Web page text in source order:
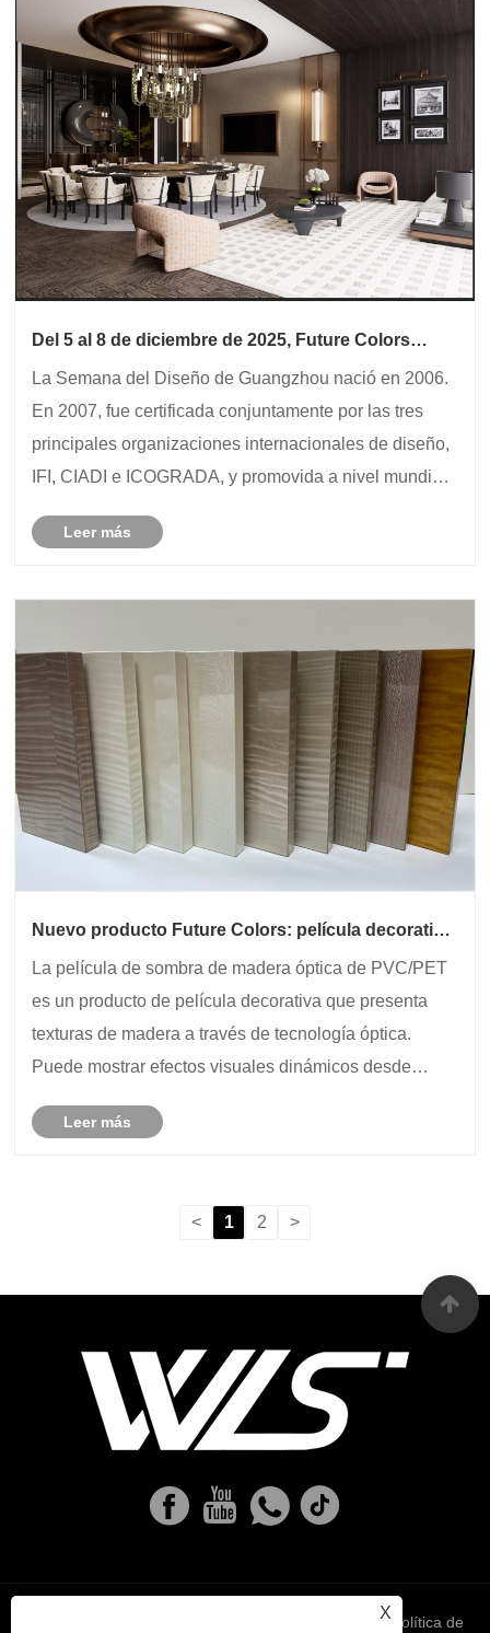
Del 5 al 8 de diciembre de 2025, Future Colors
decorativas en la Semana del Diseño de
Guangzhou. ¿Estarás ahí?
La Semana del Diseño de Guangzhou nació en 2006.
En 2007, fue certificada conjuntamente por las tres
principales organizaciones internacionales de diseño,
IFI, CIADI e ICOGRADA, y promovida a nivel mundial.
diseño que atrae la atención en Asia y goza......
Leer más
Nuevo producto Future Colors: película decorativa
La película de sombra de madera óptica de PVC/PET
es un producto de película decorativa que presenta
texturas de madera a través de tecnología óptica.
Puede mostrar efectos visuales dinámicos desde
iluminación, presentando un efecto tridimensional ......
Leer más
< 1 2 >
X
política de